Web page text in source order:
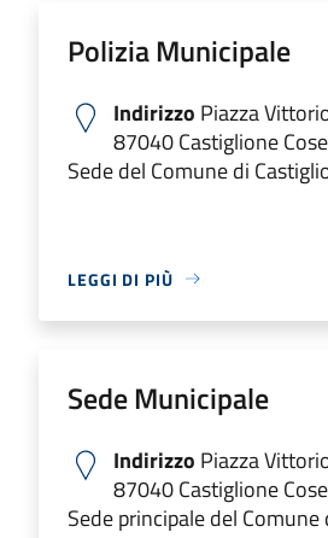
Polizia Municipale
Indirizzo Piazza
87040 Castiglione
Sede del Comune di
LEGGI DI PIÙ
Sede Municipale
Indirizzo Piazza
87040 Castiglione
Sede principale del